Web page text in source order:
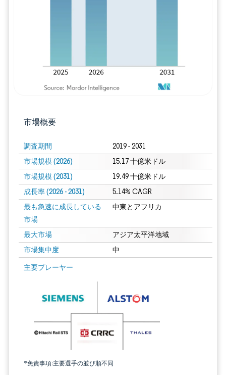
市場概要
調査期間 2019 - 2031
市場規模 (2026) 15.17 十億米ドル
市場規模 (2031) 19.49 十億米ドル
成長率 (2026 - 2031) 5.14% CAGR
最も急速に成長している
市場
中東とアフリカ
最大市場 アジア太平洋地域
市場集中度 中
主要プレーヤー
*免責事項:主要選手の並び順不同
画像 © Mordor Intelligence。再利用にはCC BY 4.0の表示が必要です。